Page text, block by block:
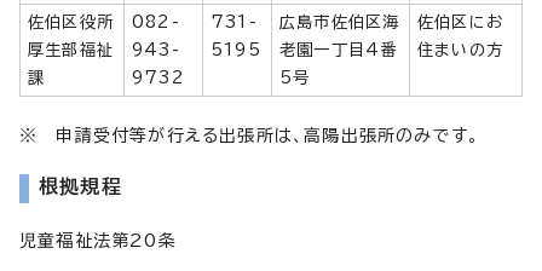
佐伯区役所
厚生部福祉
課
082-
943-
9732
731-
5195
広島市佐伯区海
老園一丁目4番
5号
佐伯区にお
住まいの方
※ 申請受付等が行える出張所は、高陽出張所のみです。
根拠規程
児童福祉法第20条